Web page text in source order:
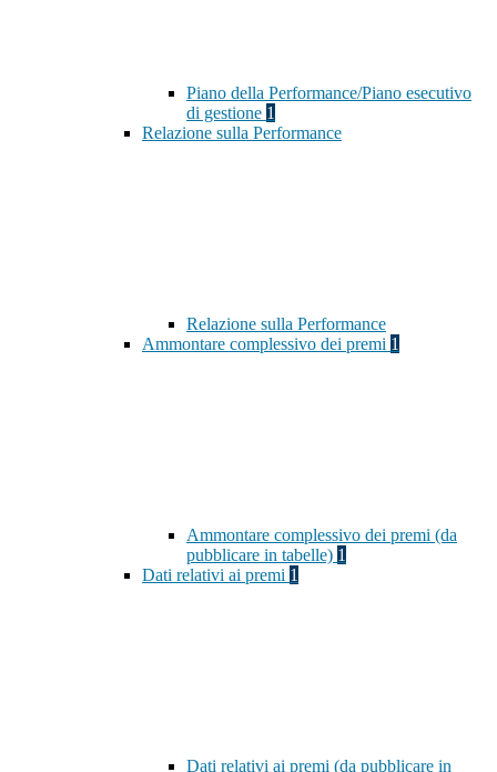
Piano della Performance/Piano esecutivo
di gestione 1
Relazione sulla Performance
Relazione sulla Performance
Ammontare complessivo dei premi 1
Ammontare complessivo dei premi (da
pubblicare in tabelle) 1
Dati relativi ai premi 1
Dati relativi ai premi (da pubblicare in